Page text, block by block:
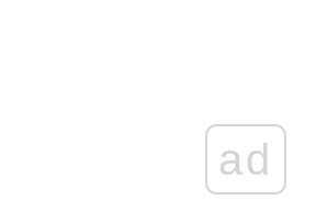
ad